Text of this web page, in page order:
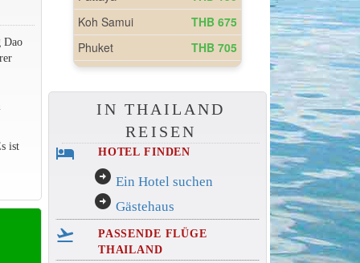
Dao
ist
IN THAILAND
REISEN
hotel HOTEL FINDEN
arrow_circle_right Ein Hotel suchen
arrow_circle_right Gästehaus
flight_takeoff
PASSENDE FLÜGE
THAILAND